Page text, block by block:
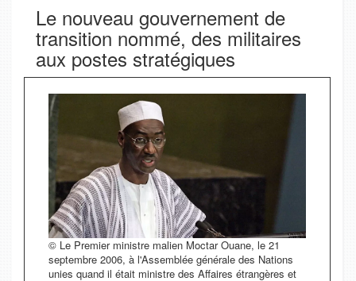
Le nouveau gouvernement de
transition nommé, des militaires
aux postes stratégiques
© Le Premier ministre malien Moctar Ouane, le 21
septembre 2006, à l'Assemblée générale des Nations
unies quand il était ministre des Affaires étrangères et